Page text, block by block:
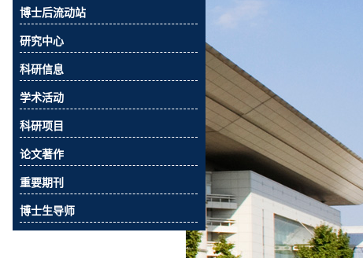
博士后流动站
研究中心
科研信息
学术活动
科研项目
论文著作
重要期刊
博士生导师